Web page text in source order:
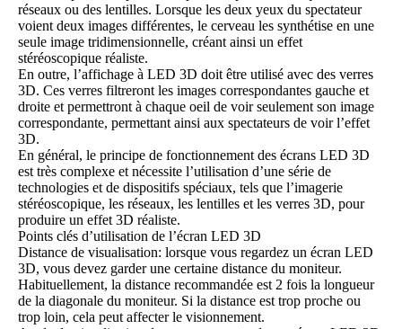
réseaux ou des lentilles. Lorsque les deux yeux du spectateur
voient deux images différentes, le cerveau les synthétise en une
seule image tridimensionnelle, créant ainsi un effet
stéréoscopique réaliste.
En outre, l’affichage à LED 3D doit être utilisé avec des verres
3D. Ces verres filtreront les images correspondantes gauche et
droite et permettront à chaque oeil de voir seulement son image
correspondante, permettant ainsi aux spectateurs de voir l’effet
3D.
En général, le principe de fonctionnement des écrans LED 3D
est très complexe et nécessite l’utilisation d’une série de
technologies et de dispositifs spéciaux, tels que l’imagerie
stéréoscopique, les réseaux, les lentilles et les verres 3D, pour
produire un effet 3D réaliste.
Points clés d’utilisation de l’écran LED 3D
Distance de visualisation: lorsque vous regardez un écran LED
3D, vous devez garder une certaine distance du moniteur.
Habituellement, la distance recommandée est 2 fois la longueur
de la diagonale du moniteur. Si la distance est trop proche ou
trop loin, cela peut affecter le visionnement.